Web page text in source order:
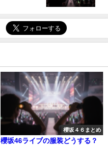
櫻坂４６まとめ
櫻坂46ライブの服装どうする？